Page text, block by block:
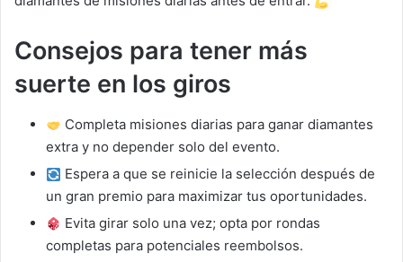
Consejos para tener más
suerte en los giros
Completa misiones diarias para ganar diamantes
extra y no depender solo del evento.
Espera a que se reinicie la selección después de
un gran premio para maximizar tus oportunidades.
Evita girar solo una vez; opta por rondas
completas para potenciales reembolsos.